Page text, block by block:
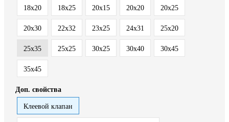
18x20 18x25 20x15 20x20 20x25
20x30 22x32 23x25 24x31 25x20
25x35 25х25 30x25 30x40 30x45
35x45
Доп. свойства
Клеевой клапан